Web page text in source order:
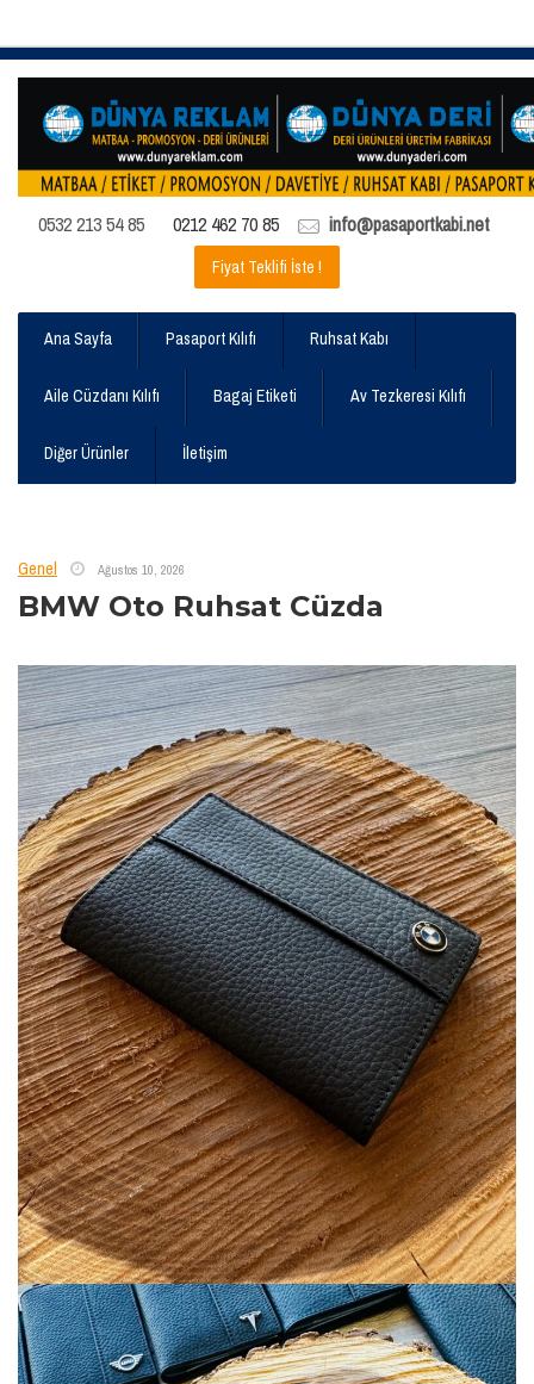
0532 213 54 85 0212 462 70 85 info@pasaportkabi.net
Fiyat Teklifi İste !
Ana Sayfa Pasaport Kılıfı Ruhsat Kabı
Aile Cüzdanı Kılıfı Bagaj Etiketi Av Tezkeresi Kılıfı
Diğer Ürünler İletişim
Genel Ağustos 10, 2026
BMW Oto Ruhsat Cüzda